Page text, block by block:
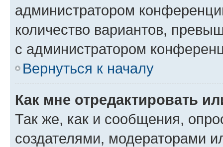
администратором
количество вариантов,
с администратором
Вернуться к началу
Как мне отредактировать
Так же, как и сообщения,
создателями, модераторами